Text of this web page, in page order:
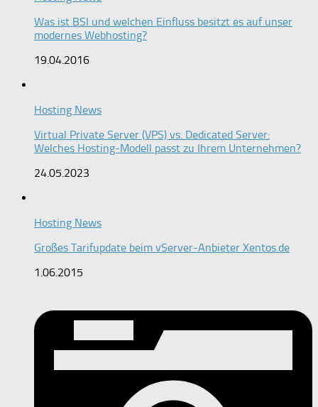
Was ist BSI und welchen Einfluss besitzt es auf unser
modernes Webhosting?
19.04.2016
Hosting News
Virtual Private Server (VPS) vs. Dedicated Server:
Welches Hosting-Modell passt zu Ihrem Unternehmen?
24.05.2023
Hosting News
Großes Tarifupdate beim vServer-Anbieter Xentos.de
1.06.2015